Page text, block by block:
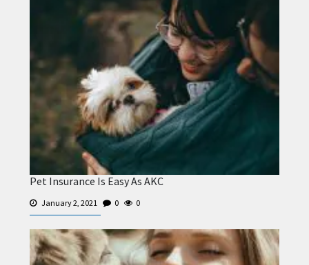
Pet Insurance Is Easy As AKC
January 2, 2021 0 0